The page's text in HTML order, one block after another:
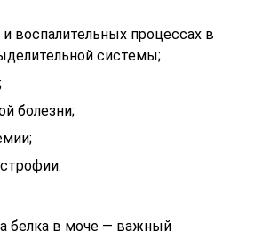
воспалительных процессах в
системы;
болезни;
белка в моче — важный